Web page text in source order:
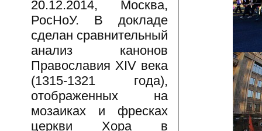
20.12.2014, Москва,
РосНоУ. В докладе
сделан сравнительный
анализ канонов
Православия XIV века
(1315-1321 года),
отображенных на
мозаиках и фресках
церкви Хора в